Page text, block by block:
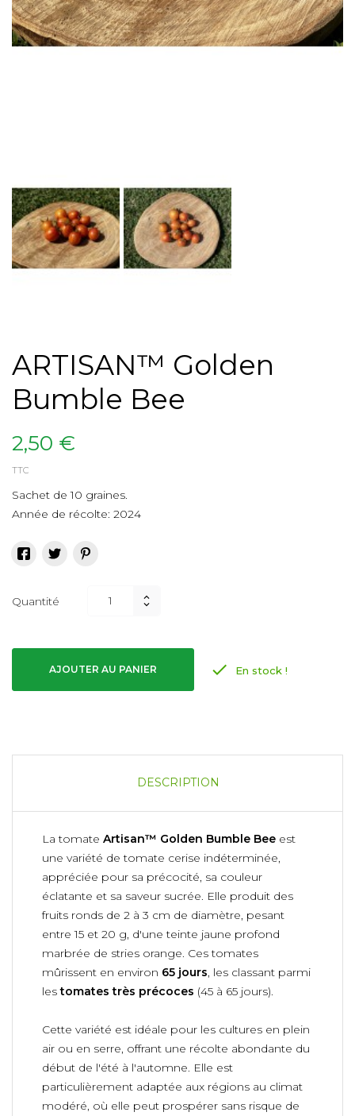
ARTISAN™ Golden
Bumble Bee
2,50 €
TTC
Sachet de 10 graines.
Année de récolte: 2024
Quantité
AJOUTER AU PANIER  En stock !
DESCRIPTION
La tomate Artisan™ Golden Bumble Bee est
une variété de tomate cerise indéterminée,
appréciée pour sa précocité, sa couleur
éclatante et sa saveur sucrée. Elle produit des
fruits ronds de 2 à 3 cm de diamètre, pesant
entre 15 et 20 g, d'une teinte jaune profond
marbrée de stries orange. Ces tomates
mûrissent en environ 65 jours, les classant parmi
lestomates très précoces (45 à 65 jours).
Cette variété est idéale pour les cultures en plein
air ou en serre, offrant une récolte abondante du
début de l'été à l'automne. Elle est
particulièrement adaptée aux régions au climat
modéré, où elle peut prospérer sans risque de